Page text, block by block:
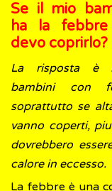
Se il mio
ha la
devo coprirlo?
La risposta è
bambini con
soprattutto se
vanno coperti,
dovrebbero
calore in eccesso.
La febbre è una